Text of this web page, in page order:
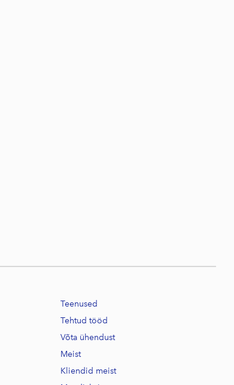
Teenused
Tehtud tööd
Võta ühendust
Meist
Kliendid meist